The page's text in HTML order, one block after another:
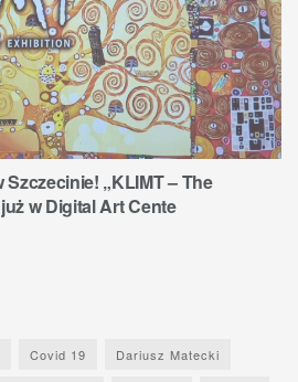
„KLIMT – The
w Digital Art Cente
Covid 19 Dariusz Matecki